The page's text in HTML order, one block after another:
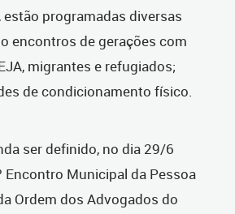
estão programadas diversas
encontros de gerações com
migrantes e refugiados;
de condicionamento físico.
ser definido, no dia 29/6
Encontro Municipal da Pessoa
Ordem dos Advogados do